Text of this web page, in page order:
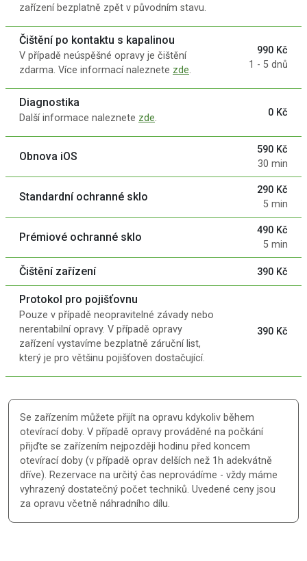
zařízení bezplatně zpět v původním stavu.
Čištění po kontaktu s kapalinou
V případě neúspěšné opravy je čištění
zdarma. Více informací naleznete zde.
990 Kč
1 - 5 dnů
Diagnostika
Další informace naleznete zde. 0 Kč
Obnova iOS
590 Kč
30 min
Standardní ochranné sklo
290 Kč
5 min
Prémiové ochranné sklo
490 Kč
5 min
Čištění zařízení 390 Kč
Protokol pro pojišťovnu
Pouze v případě neopravitelné závady nebo
nerentabilní opravy. V případě opravy
zařízení vystavíme bezplatně záruční list,
který je pro většinu pojišťoven dostačující.
390 Kč
Se zařízením můžete přijít na opravu kdykoliv během
otevírací doby. V případě opravy prováděné na počkání
přijďte se zařízením nejpozději hodinu před koncem
otevírací doby (v případě oprav delších než 1h adekvátně
dříve). Rezervace na určitý čas neprovádíme - vždy máme
vyhrazený dostatečný počet techniků. Uvedené ceny jsou
za opravu včetně náhradního dílu.